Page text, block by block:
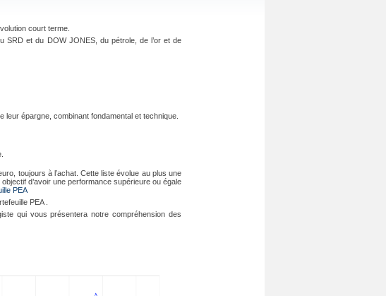
court terme.
SRD et du DOW JONES, du pétrole, de l’or et de
épargne, combinant fondamental et technique.
toujours à l’achat. Cette liste évolue au plus une
d’avoir une performance supérieure ou égale
PEA
PEA .
qui vous présentera notre compréhension des